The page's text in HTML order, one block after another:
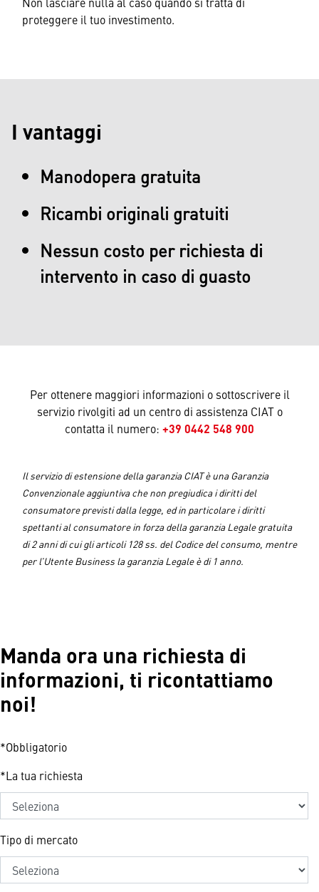
proteggere il tuo investimento.
I vantaggi
Manodopera gratuita
Ricambi originali gratuiti
Nessun costo per richiesta di
intervento in caso di guasto
Per ottenere maggiori informazioni o sottoscrivere il
servizio rivolgiti ad un centro di assistenza CIAT o
contatta il numero: +39 0442 548 900
Il servizio di estensione della garanzia CIAT è una Garanzia
Convenzionale aggiuntiva che non pregiudica i diritti del
consumatore previsti dalla legge, ed in particolare i diritti
spettanti al consumatore in forza della garanzia Legale gratuita
di 2 anni di cui gli articoli 128 ss. del Codice del consumo, mentre
per l’Utente Business la garanzia Legale è di 1 anno.
Manda ora una richiesta di
informazioni, ti ricontattiamo
noi!
*Obbligatorio
*La tua richiesta
Tipo di mercato